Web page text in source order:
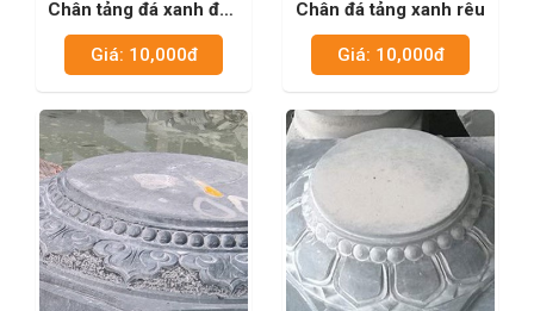
Chân tảng đá xanh đen
11
Giá: 10,000đ
Chân đá tảng xanh rêu
Giá: 10,000đ